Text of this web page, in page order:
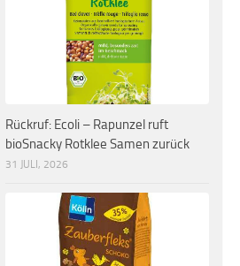
Rückruf: Ecoli – Rapunzel ruft
bioSnacky Rotklee Samen zurück
31 JULI, 2026